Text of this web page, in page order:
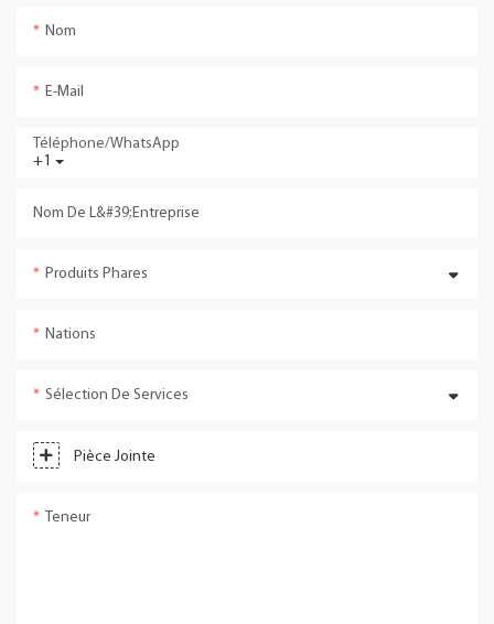
Nom
E-Mail
+1
Téléphone/WhatsApp
Nom De L&#39;entreprise
Produits Phares
Nations
Sélection De Services
Pièce Jointe
Teneur